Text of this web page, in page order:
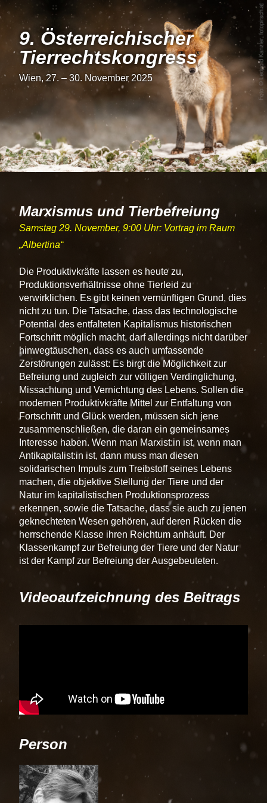
9. Österrei­chi­scher
Tier­rechts­kon­gress
Wien, 27. – 30. November 2025
Marxismus und Tierbefreiung
Samstag 29. November, 9:00 Uhr: Vortrag im Raum
Albertina
Die Produktivkräfte lassen es heute zu,
Produktionsverhältnisse ohne Tierleid zu
verwirklichen. Es gibt keinen vernünftigen Grund, dies
nicht zu tun. Die Tatsache, dass das technologische
Potential des entfalteten Kapitalismus historischen
Fortschritt möglich macht, darf allerdings nicht darüber
hinwegtäuschen, dass es auch umfassende
Zerstörungen zulässt: Es birgt die Möglichkeit zur
Befreiung und zugleich zur völligen Verdinglichung,
Missachtung und Vernichtung des Lebens. Sollen die
modernen Produktivkräfte Mittel zur Entfaltung von
Fortschritt und Glück werden, müssen sich jene
zusammenschließen, die daran ein gemeinsames
Interesse haben. Wenn man Marxist:in ist, wenn man
Antikapitalist:in ist, dann muss man diesen
solidarischen Impuls zum Treibstoff seines Lebens
machen, die objektive Stellung der Tiere und der
Natur im kapitalistischen Produktionsprozess
erkennen, sowie die Tatsache, dass sie auch zu jenen
geknechteten Wesen gehören, auf deren Rücken die
herrschende Klasse ihren Reichtum anhäuft. Der
Klassenkampf zur Befreiung der Tiere und der Natur
ist der Kampf zur Befreiung der Ausgebeuteten.
Videoaufzeichnung des Beitrags
Person